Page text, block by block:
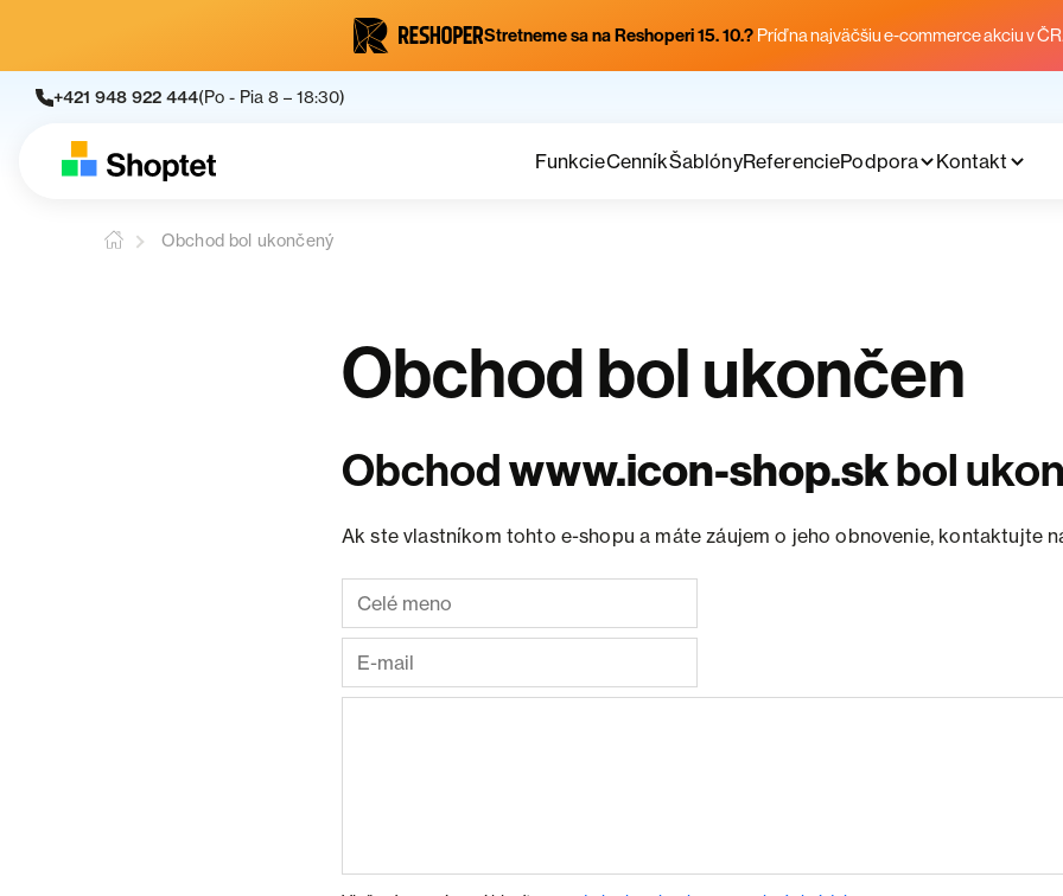
Stretneme sa na Reshoperi 15. 10.? Príď na najväčšiu e-commerce akciu v
+421 948 922 444(Po - Pia 8 – 18:30)
FunkcieCenníkŠablónyReferenciePodpora Kontakt
Obchod bol ukončený
Obchod bol ukončen
Obchodwww.icon-shop.skbol
Ak ste vlastníkom tohto e-shopu a máte záujem o jeho obnovenie, kontaktujte